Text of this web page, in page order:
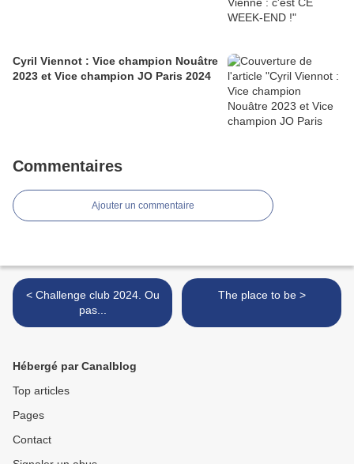
Cyril Viennot : Vice champion Nouâtre
2023 et Vice champion JO Paris 2024
Commentaires
Ajouter un commentaire
< Challenge club 2024. Ou
pas...
The place to be >
Hébergé par Canalblog
Top articles
Pages
Contact